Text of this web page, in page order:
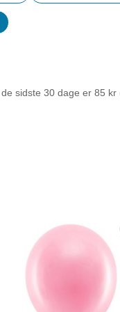
sidste 30 dage er 85 kr
12 cm 100-pak som
rainbow Små